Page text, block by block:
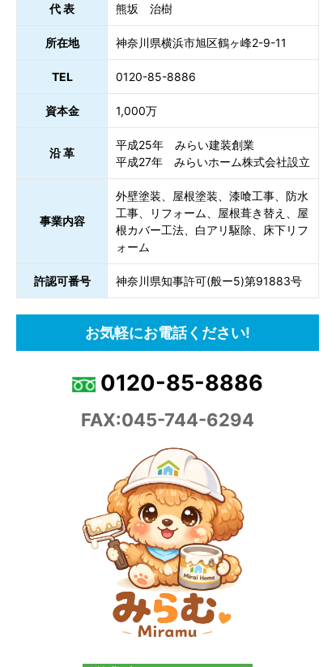
代 表 熊坂 治樹
所在地 神奈川県横浜市旭区鶴ヶ峰2-9-11
TEL 0120-85-8886
資本金 1,000万
沿 革
平成25年 みらい建装創業
平成27年 みらいホーム株式会社設立
事業内容
外壁塗装、屋根塗装、漆喰工事、防水
工事、リフォーム、屋根葺き替え、屋
根カバー工法、白アリ駆除、床下リフ
ォーム
許認可番号 神奈川県知事許可(般ー5)第91883号
お気軽にお電話ください!
0120-85-8886
FAX:045-744-6294